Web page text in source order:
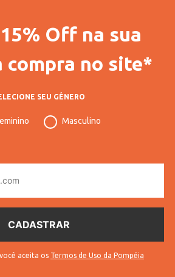
Off na sua
compra no site*
SEU GÊNERO
Masculino
aceita os Termos de Uso da Pompéia